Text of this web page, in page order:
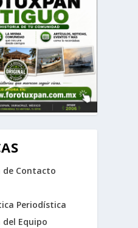
Contacto
Periodística
Equipo